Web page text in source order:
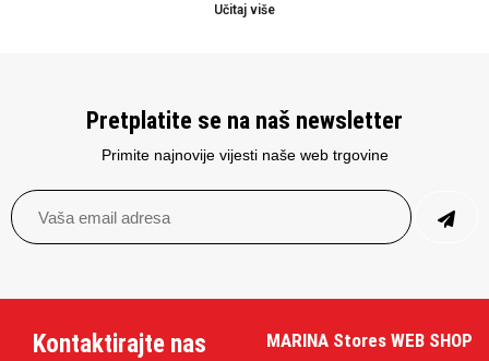
Učitaj više
Pretplatite se na naš newsletter
Primite najnovije vijesti naše web trgovine
Kontaktirajte nas MARINA Stores WEB SHOP